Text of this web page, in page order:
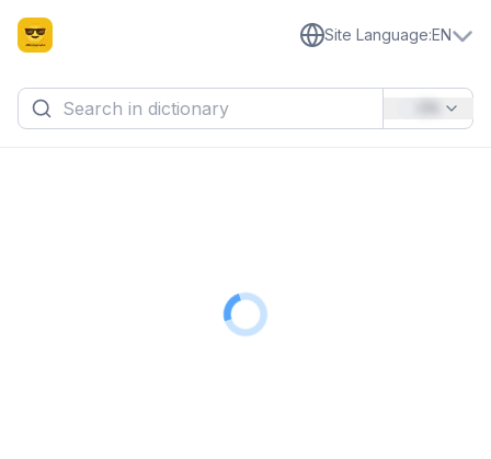
Site Language:EN